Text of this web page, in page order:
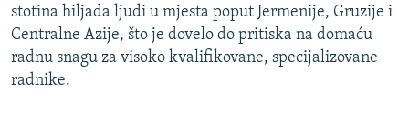
stotina hiljada ljudi u mjesta poput Jermenije, Gruzije i
Centralne Azije, što je dovelo do pritiska na domaću
radnu snagu za visoko kvalifikovane, specijalizovane
radnike.